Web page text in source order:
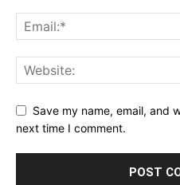
Save my name, email, and
next time I comment.